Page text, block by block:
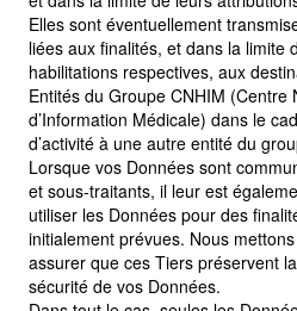
Elles sont éventuellement
liées aux finalités, et dans la limite
habilitations respectives, aux
Entités du Groupe CNHIM (Centre
d’Information Médicale) dans le
d’activité à une autre entité du
Lorsque vos Données sont
et sous-traitants, il leur est
utiliser les Données pour des
initialement prévues. Nous
assurer que ces Tiers préservent
sécurité de vos Données.